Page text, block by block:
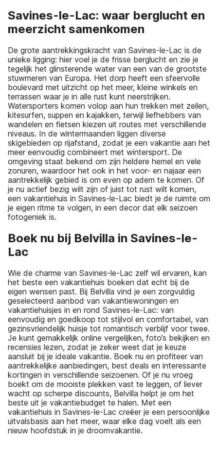
Savines-le-Lac: waar berglucht en
meerzicht samenkomen
De grote aantrekkingskracht van Savines-le-Lac is de
unieke ligging: hier voel je de frisse berglucht en zie je
tegelijk het glinsterende water van een van de grootste
stuwmeren van Europa. Het dorp heeft een sfeervolle
boulevard met uitzicht op het meer, kleine winkels en
terrassen waar je in alle rust kunt neerstrijken.
Watersporters komen volop aan hun trekken met zeilen,
kitesurfen, suppen en kajakken, terwijl liefhebbers van
wandelen en fietsen kiezen uit routes met verschillende
niveaus. In de wintermaanden liggen diverse
skigebieden op rijafstand, zodat je een vakantie aan het
meer eenvoudig combineert met wintersport. De
omgeving staat bekend om zijn heldere hemel en vele
zonuren, waardoor het ook in het voor- en najaar een
aantrekkelijk gebied is om even op adem te komen. Of
je nu actief bezig wilt zijn of juist tot rust wilt komen,
een vakantiehuis in Savines-le-Lac biedt je de ruimte om
je eigen ritme te volgen, in een decor dat elk seizoen
fotogeniek is.
Boek nu bij Belvilla in Savines-le-
Lac
Wie de charme van Savines-le-Lac zelf wil ervaren, kan
het beste een vakantiehuis boeken dat echt bij de
eigen wensen past. Bij Belvilla vind je een zorgvuldig
geselecteerd aanbod van vakantiewoningen en
vakantiehuisjes in en rond Savines-le-Lac: van
eenvoudig en goedkoop tot stijlvol en comfortabel, van
gezinsvriendelijk huisje tot romantisch verblijf voor twee.
Je kunt gemakkelijk online vergelijken, foto’s bekijken en
recensies lezen, zodat je zeker weet dat je keuze
aansluit bij je ideale vakantie. Boek nu en profiteer van
aantrekkelijke aanbiedingen, best deals en interessante
kortingen in verschillende seizoenen. Of je nu vroeg
boekt om de mooiste plekken vast te leggen, of liever
wacht op scherpe discounts, Belvilla helpt je om het
beste uit je vakantiebudget te halen. Met een
vakantiehuis in Savines-le-Lac creëer je een persoonlijke
uitvalsbasis aan het meer, waar elke dag voelt als een
nieuw hoofdstuk in je droomvakantie.